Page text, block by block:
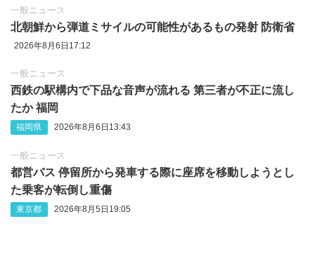
一般ニュース
北朝鮮から弾道ミサイルの可能性があるもの発射 防衛省
2026年8月6日17:12
一般ニュース
西鉄の駅構内で下品な音声が流れる 第三者が不正に流し
たか 福岡
福岡県 2026年8月6日13:43
一般ニュース
都営バス 停留所から発車する際に座席を移動しようとし
た乗客が転倒し重傷
東京都 2026年8月5日19:05